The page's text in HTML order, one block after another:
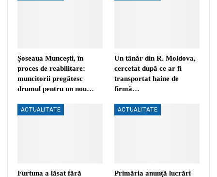
Șoseaua Muncești, în
proces de reabilitare:
muncitorii pregătesc
drumul pentru un nou…
Un tânăr din R. Moldova,
cercetat după ce ar fi
transportat haine de
firmă…
ACTUALITATE
Furtuna a lăsat fără
ACTUALITATE
Primăria anunță lucrări